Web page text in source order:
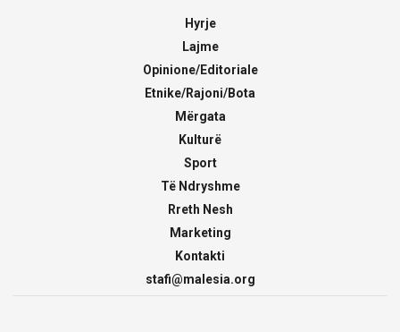
Hyrje
Lajme
Opinione/Editoriale
Etnike/Rajoni/Bota
Mërgata
Kulturë
Sport
Të Ndryshme
Rreth Nesh
Marketing
Kontakti
stafi@malesia.org